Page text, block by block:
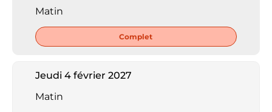
Matin
Complet
Jeudi 4 février 2027
Matin